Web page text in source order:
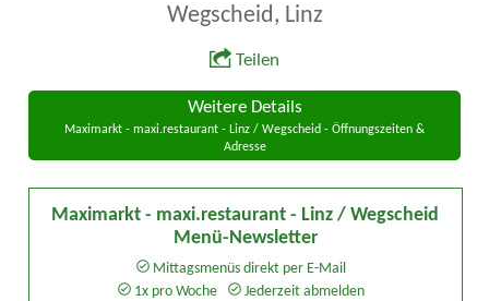
Wegscheid, Linz
Teilen
Weitere Details
Maximarkt - maxi.restaurant - Linz / Wegscheid - Öffnungszeiten &
Adresse
Maximarkt - maxi.restaurant - Linz / Wegscheid
Menü-Newsletter
Mittagsmenüs direkt per E-Mail
1x pro Woche
Jederzeit abmelden